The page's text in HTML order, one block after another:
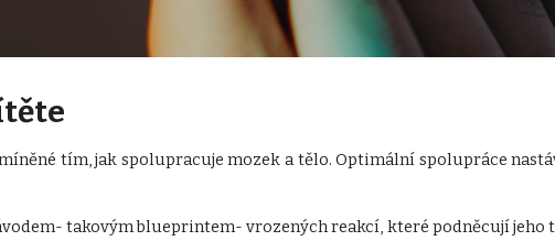
tím, jak spolupracuje mozek a tělo. Optimální spolupráce
takovým blueprintem- vrozených reakcí, které podněcují